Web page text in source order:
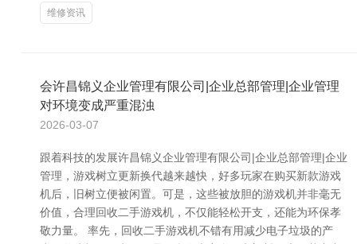
维修资讯
会许昌锦义企业管理有限公司|企业总部管理|企业管理
对环境变成严重混浊
2026-03-07
跟着科技的发展许昌锦义企业管理有限公司|企业总部管理|企业
管理，游戏树立更新换代越来越快，好多玩家在购买新款游戏
机后，旧树立便被闲置。可是，这些被放胆的游戏机并非毫无
价值，合理回收二手游戏机，不仅能轻松开支，还能为环保孝
敬力量。 率先，回收二手游戏机不错有用减少电子垃圾的产